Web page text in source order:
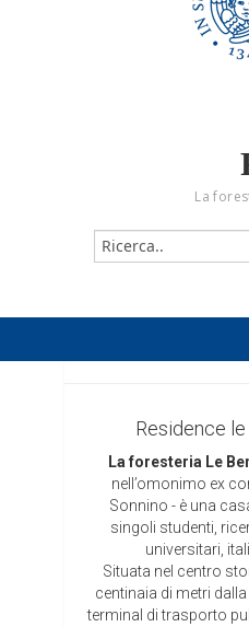
La
Il Residence
Prezzi e Camere
Eventi e
Photo Gallery
Contatti
Residence
La foresteria Le
nell’omonimo ex
Sonnino - è una
singoli studenti,
universitari,
Situata nel centro
centinaia di metri
terminal di trasporto